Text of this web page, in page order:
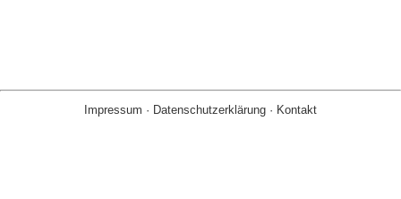
Impressum · Datenschutzerklärung · Kontakt